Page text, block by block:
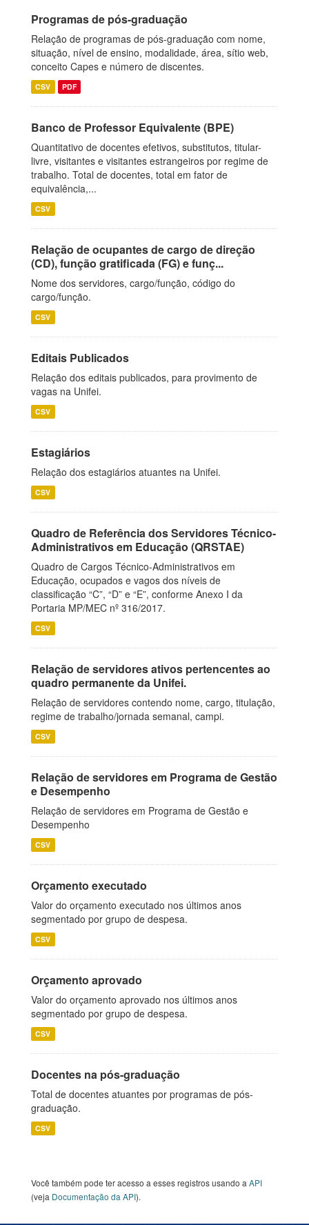
Programas de pós-graduação
Relação de programas de pós-graduação com nome,
situação, nível de ensino, modalidade, área, sítio web,
conceito Capes e número de discentes.
CSV PDF
Banco de Professor Equivalente (BPE)
Quantitativo de docentes efetivos, substitutos, titular-
livre, visitantes e visitantes estrangeiros por regime de
trabalho. Total de docentes, total em fator de
equivalência,...
CSV
Relação de ocupantes de cargo de direção
(CD), função gratificada (FG) e funç...
Nome dos servidores, cargo/função, código do
cargo/função.
CSV
Editais Publicados
Relação dos editais publicados, para provimento de
vagas na Unifei.
CSV
Estagiários
Relação dos estagiários atuantes na Unifei.
CSV
Quadro de Referência dos Servidores Técnico-
Administrativos em Educação (QRSTAE)
Quadro de Cargos Técnico-Administrativos em
Educação, ocupados e vagos dos níveis de
classificação “C”, “D” e “E”, conforme Anexo I da
Portaria MP/MEC nº 316/2017.
CSV
Relação de servidores ativos pertencentes ao
quadro permanente da Unifei.
Relação de servidores contendo nome, cargo, titulação,
regime de trabalho/jornada semanal, campi.
CSV
Relação de servidores em Programa de Gestão
e Desempenho
Relação de servidores em Programa de Gestão e
Desempenho
CSV
Orçamento executado
Valor do orçamento executado nos últimos anos
segmentado por grupo de despesa.
CSV
Orçamento aprovado
Valor do orçamento aprovado nos últimos anos
segmentado por grupo de despesa.
CSV
Docentes na pós-graduação
Total de docentes atuantes por programas de pós-
graduação.
CSV
Você também pode ter acesso a esses registros usando a API
(veja Documentação da API).